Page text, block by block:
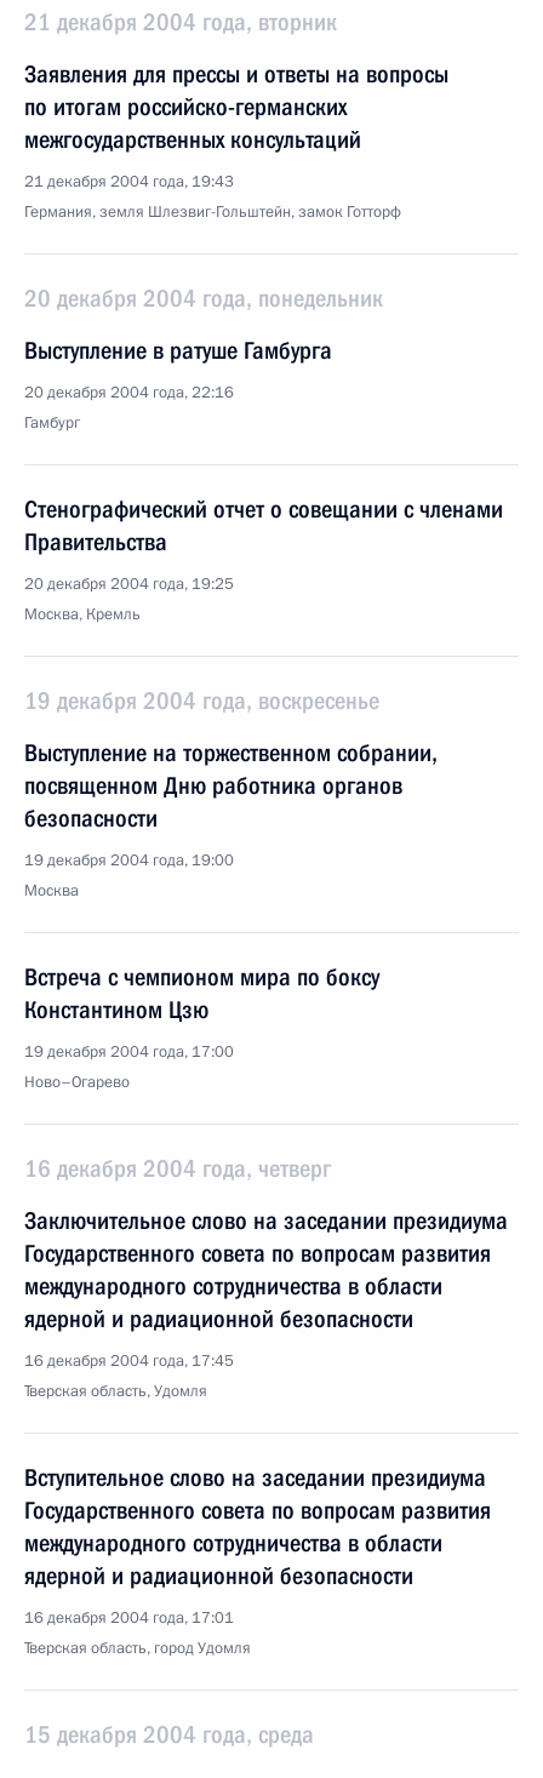
21 декабря 2004 года, вторник
Заявления для прессы и ответы на вопросы
по итогам российско-германских
межгосударственных консультаций
21 декабря 2004 года, 19:43
Германия, земля Шлезвиг-Гольштейн, замок Готторф
20 декабря 2004 года, понедельник
Выступление в ратуше Гамбурга
20 декабря 2004 года, 22:16
Гамбург
Стенографический отчет о совещании с членами
Правительства
20 декабря 2004 года, 19:25
Москва, Кремль
19 декабря 2004 года, воскресенье
Выступление на торжественном собрании,
посвященном Дню работника органов
безопасности
19 декабря 2004 года, 19:00
Москва
Встреча с чемпионом мира по боксу
Константином Цзю
19 декабря 2004 года, 17:00
Ново–Огарево
16 декабря 2004 года, четверг
Заключительное слово на заседании президиума
Государственного совета по вопросам развития
международного сотрудничества в области
ядерной и радиационной безопасности
16 декабря 2004 года, 17:45
Тверская область, Удомля
Вступительное слово на заседании президиума
Государственного совета по вопросам развития
международного сотрудничества в области
ядерной и радиационной безопасности
16 декабря 2004 года, 17:01
Тверская область, город Удомля
15 декабря 2004 года, среда